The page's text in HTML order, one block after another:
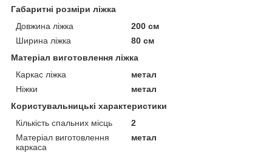
Габаритні розміри ліжка
Довжина ліжка
200 см
Ширина ліжка
80 см
Матеріал виготовлення ліжка
Каркас ліжка
метал
Ніжки
метал
Користувальницькі характеристики
Кількість спальних місць
2
Матеріал виготовлення
каркаса
метал